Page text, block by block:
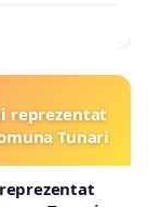
reprezentat
Tunari